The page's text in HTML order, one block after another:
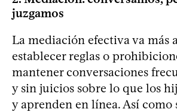
juzgamos
La mediación efectiva va más
establecer reglas o
mantener conversaciones
y sin juicios sobre lo que los
y aprenden en línea. Así como